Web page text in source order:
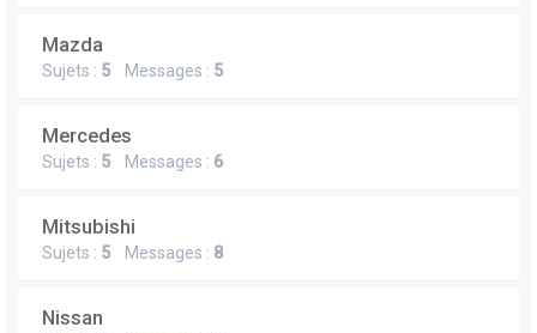
Mazda
Sujets : 5 Messages : 5
Mercedes
Sujets : 5 Messages : 6
Mitsubishi
Sujets : 5 Messages : 8
Nissan